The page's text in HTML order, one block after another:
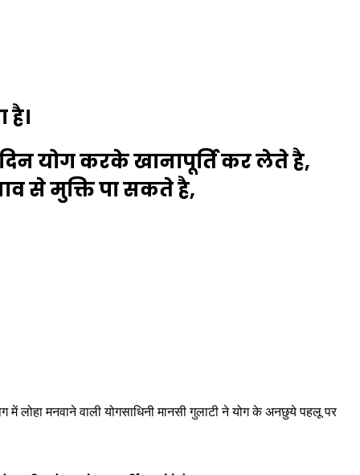
है।
योग करके खानापूर्ति कर लेते है,
से मुक्ति पा सकते है,
लोहा मनवाने वाली योगसाधिनी मानसी गुलाटी ने योग के अनछुये पहलू पर